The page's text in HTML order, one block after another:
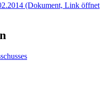
(Dokument, Link öffnet